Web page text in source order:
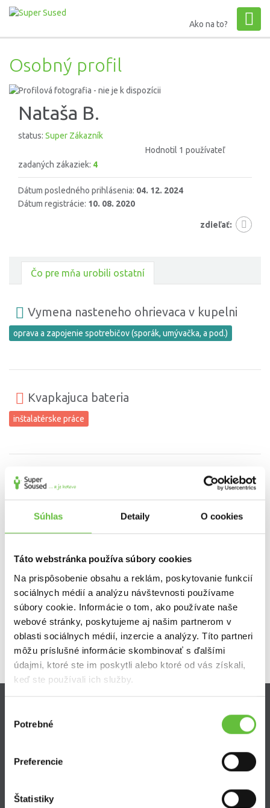
Súhlas Detaily O cookies
Táto webstránka používa súbory cookies
Na prispôsobenie obsahu a reklám, poskytovanie funkcií
sociálnych médií a analýzu návštevnosti používame
súbory cookie. Informácie o tom, ako používate naše
webové stránky, poskytujeme aj našim partnerom v
oblasti sociálnych médií, inzercie a analýzy. Títo partneri
môžu príslušné informácie skombinovať s ďalšími
údajmi, ktoré ste im poskytli alebo ktoré od vás získali,
keď ste používali ich služby.
súhlasu
Potrebné
Preferencie
Štatistiky
Ako na to?
Osobný profil
Nataša B.
status: Super Zákazník
Hodnotil 1 používateľ
zadaných zákaziek: 4
Dátum posledného prihlásenia: 04. 12. 2024
Dátum registrácie: 10. 08. 2020
zdieľať:
Čo pre mňa urobili ostatní
Vymena nasteneho ohrievaca v kupelni
oprava a zapojenie spotrebičov (sporák, umývačka, a pod.)
Kvapkajuca bateria
inštalatérske práce
vŕtanie - zavesenie zrkadla a obrazov
vŕtanie
montáž postele
IKEA montáž nábytku a doplnkov